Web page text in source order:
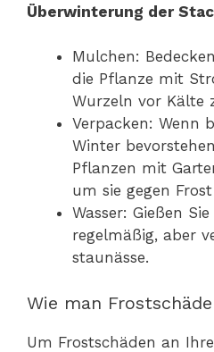
Überwinterung der
Mulchen:
die Pflanze mit
Wurzeln vor Kälte
Verpacken: Wenn
Winter
Pflanzen mit
um sie gegen
Wasser: Gießen
regelmäßig, aber
staunässe.
Wie man
Um Frostschäden an